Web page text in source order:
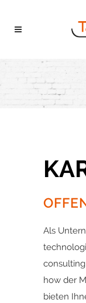
Als
how der
bieten